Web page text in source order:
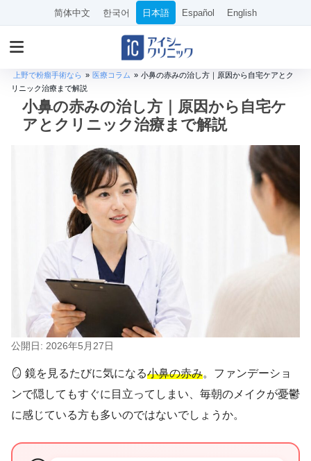
简体中文 한국어 日本語 Español English
上野で粉瘤手術なら » 医療コラム » 小鼻の赤みの治し方｜原因から自宅ケアとク
リニック治療まで解説
小鼻の赤みの治し方｜原因から自宅ケ
アとクリニック治療まで解説
公開日: 2026年5月27日
🪞 鏡を見るたびに気になる小鼻の赤み。ファンデーショ
ンで隠してもすぐに目立ってしまい、毎朝のメイクが憂鬱
に感じている方も多いのではないでしょうか。